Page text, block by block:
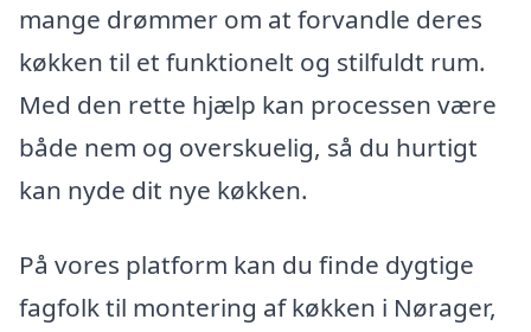
mange drømmer om at forvandle deres
køkken til et funktionelt og stilfuldt rum.
Med den rette hjælp kan processen være
både nem og overskuelig, så du hurtigt
kan nyde dit nye køkken.
På vores platform kan du finde dygtige
fagfolk til montering af køkken i Nørager,